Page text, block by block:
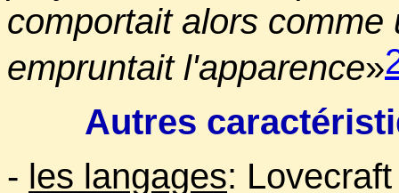
comportait alors
empruntait l'apparence»
Autres
- les langages: